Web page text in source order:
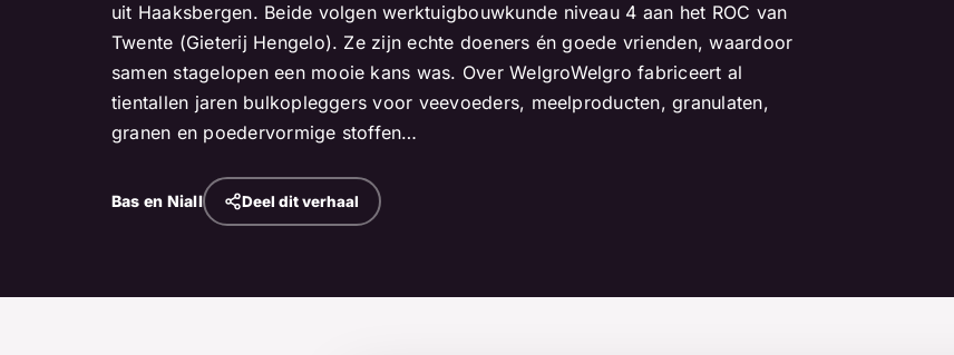
uit Haaksbergen. Beide volgen werktuigbouwkunde niveau 4 aan het ROC van
Twente (Gieterij Hengelo). Ze zijn echte doeners én goede vrienden, waardoor
samen stagelopen een mooie kans was. Over WelgroWelgro fabriceert al
tientallen jaren bulkopleggers voor veevoeders, meelproducten, granulaten,
granen en poedervormige stoffen…
Bas en Niall Deel dit verhaal